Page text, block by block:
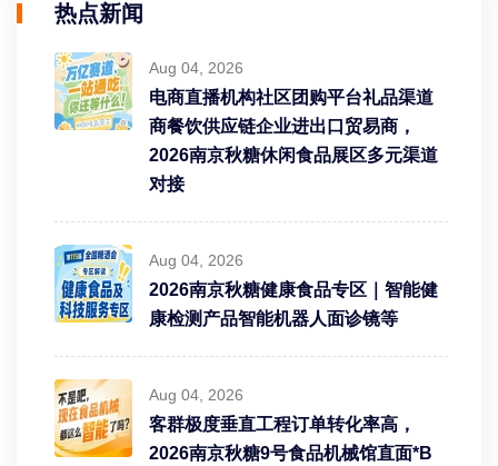
热点新闻
Aug 04, 2026
电商直播机构社区团购平台礼品渠道
商餐饮供应链企业进出口贸易商，
2026南京秋糖休闲食品展区多元渠道
对接
Aug 04, 2026
2026南京秋糖健康食品专区｜智能健
康检测产品智能机器人面诊镜等
Aug 04, 2026
客群极度垂直工程订单转化率高，
2026南京秋糖9号食品机械馆直面*B